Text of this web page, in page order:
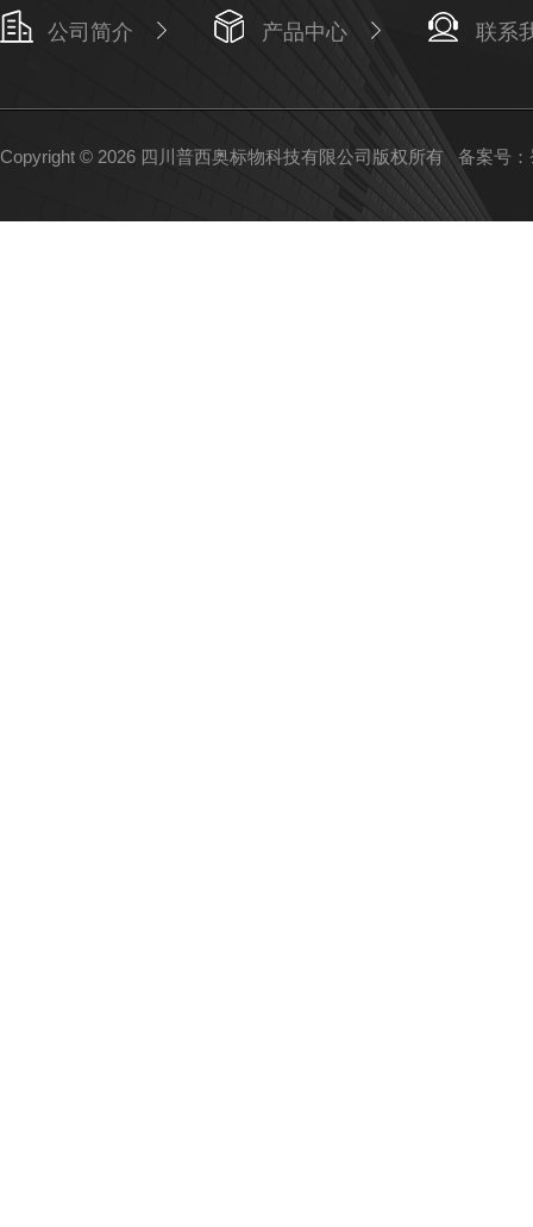
公司简介 产品中心 联系
Copyright © 2026 四川普西奥标物科技有限公司版权所有 备案号：